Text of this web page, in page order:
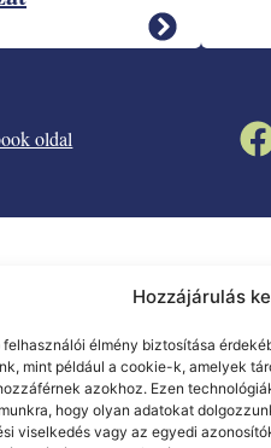
Hozzájárulás
felhasználói élmény biztosítása
mint például a cookie-k, amelyek
azokhoz. Ezen
hogy olyan adatokat
viselkedés vagy az egyedi
oldal